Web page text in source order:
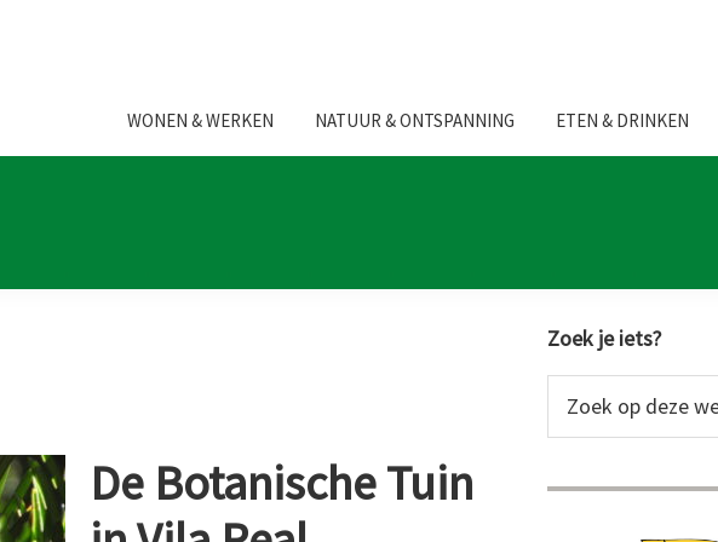
WONEN & WERKEN NATUUR & ONTSPANNING ETEN & DRINKEN
De Botanische Tuin
Primaire
Sidebar
Zoek je iets?
op
website